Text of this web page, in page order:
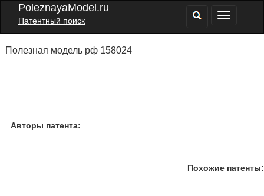
PoleznayaModel.ru
Патентный поиск
Полезная модель рф 158024
Авторы патента:
Похожие патенты: